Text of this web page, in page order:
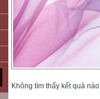
Không tìm thấy kết quả nào